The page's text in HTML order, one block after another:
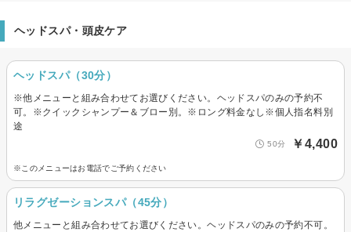
ヘッドスパ・頭皮ケア
ヘッドスパ（30分）
※他メニューと組み合わせてお選びください。ヘッドスパのみの予約不
可。※クイックシャンプー＆ブロー別。※ロング料金なし※個人指名料別
途
50分 ￥4,400
※このメニューはお電話でご予約ください
リラグゼーションスパ（45分）
他メニューと組み合わせてお選びください。ヘッドスパのみの予約不可。